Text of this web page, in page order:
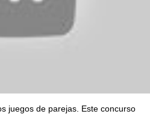
juegos de parejas. Este concurso